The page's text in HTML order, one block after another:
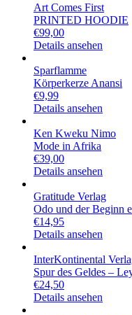
Art Comes First
PRINTED HOODIE
€99,00
Details ansehen
Sparflamme
Körperkerze Anansi
€9,99
Details ansehen
Ken Kweku Nimo
Mode in Afrika
€39,00
Details ansehen
Gratitude Verlag
Odo und der Beginn
€14,95
Details ansehen
InterKontinental
Spur des Geldes –
€24,50
Details ansehen